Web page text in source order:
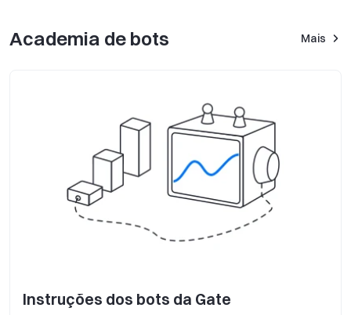
Academia de bots Mais
Instruções dos bots da Gate